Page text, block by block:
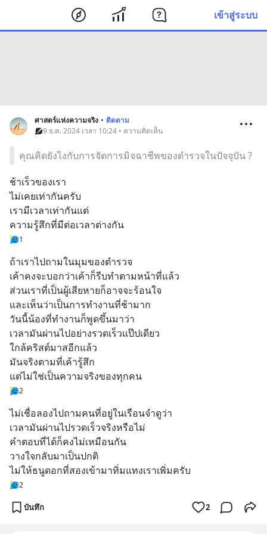
เข้าสู่ระบบ
ศาสตร์แห่งความจริง • ติดตาม
9 ธ.ค. 2024 เวลา 10:24 • ความคิดเห็น
คุณคิดยังไงกับการจัดการมิจฉาชีพของตำรวจในปัจจุบัน ?
ช้าเร็วของเรา
ไม่เคยเท่ากันครับ
เรามีเวลาเท่ากันแต่
ความรู้สึกที่มีต่อเวลาต่างกัน
1
ถ้าเราไปถามในมุมของตำรวจ
เค้าคงจะบอกว่าเค้าก็รีบทำตามหน้าที่แล้ว
ส่วนเราที่เป็นผู้เสียหายก็อาจจะร้อนใจ
และเห็นว่าเป็นการทำงานที่ช้ามาก
วันนี้น้องที่ทำงานก็พูดขึ้นมาว่า
เวลามันผ่านไปอย่างรวดเร็วแป๊ปเดียว
ใกล้คริสต์มาสอีกแล้ว
มันจริงตามที่เค้ารู้สึก
แต่ไม่ใช่เป็นความจริงของทุกคน
2
ไม่เชื่อลองไปถามคนที่อยู่ในเรือนจำดูว่า
เวลามันผ่านไปรวดเร็วจริงหรือไม่
คำตอบที่ได้ก็คงไม่เหมือนกัน
วางใจกลับมาเป็นปกติ
ไม่ให้ธนูดอกที่สองเข้ามาทิ่มแทงเราเพิ่มครับ
2
บันทึก 2